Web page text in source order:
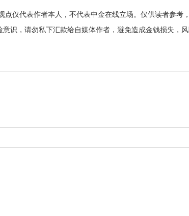
点仅代表作者本人，不代表中金在线立场。仅供读者参考
识，请勿私下汇款给自媒体作者，避免造成金钱损失，